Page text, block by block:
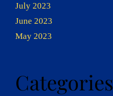
July 2023
June 2023
May 2023
Categories